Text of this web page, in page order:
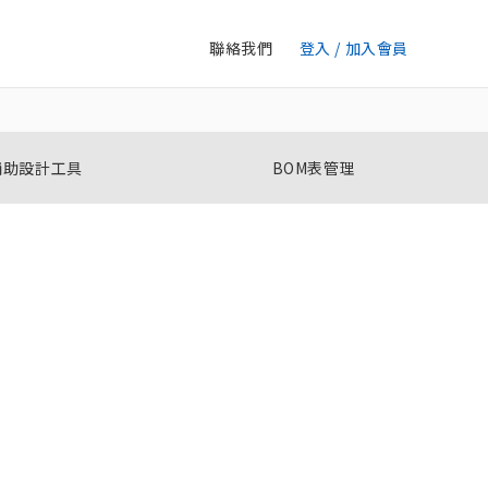
登入 / 加入會員
聯絡我們
設計工具 BOM表管理